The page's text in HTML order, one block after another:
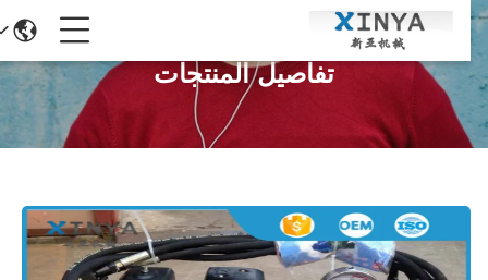
تفاصيل المنتجات